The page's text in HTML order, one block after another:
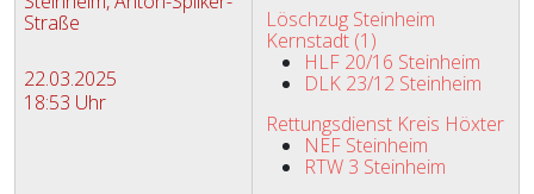
Straße
22.03.2025
18:53 Uhr
Löschzug Steinheim
Kernstadt (1)
HLF 20/16 Steinheim
DLK 23/12 Steinheim
Rettungsdienst Kreis Höxter
NEF Steinheim
RTW 3 Steinheim